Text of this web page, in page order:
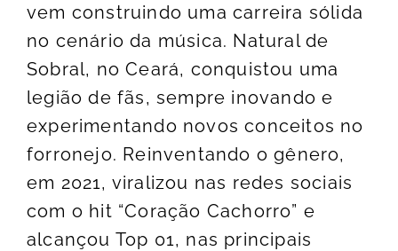
vem construindo uma carreira sólida
no cenário da música. Natural de
Sobral, no Ceará, conquistou uma
legião de fãs, sempre inovando e
experimentando novos conceitos no
forronejo. Reinventando o gênero,
em 2021, viralizou nas redes sociais
com o hit “Coração Cachorro” e
alcançou Top 01, nas principais